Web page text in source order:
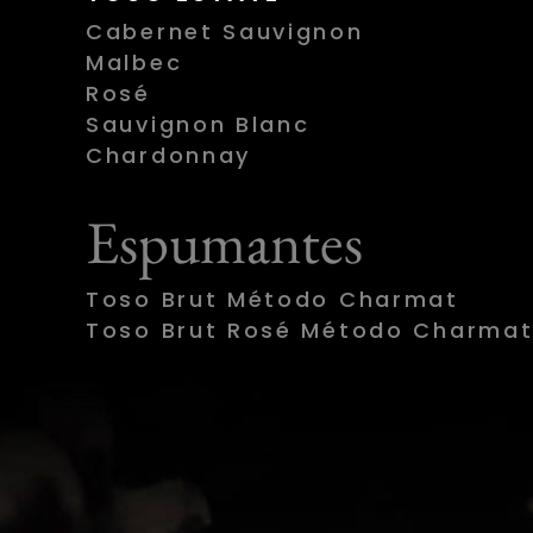
Cabernet Sauvignon
Malbec
Rosé
Sauvignon Blanc
Chardonnay
Espumantes
Toso Brut Método Charmat
Toso Brut Rosé Método Charmat